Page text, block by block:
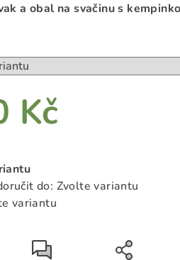
a obal na svačinu s
Kč
do: Zvolte variantu
variantu